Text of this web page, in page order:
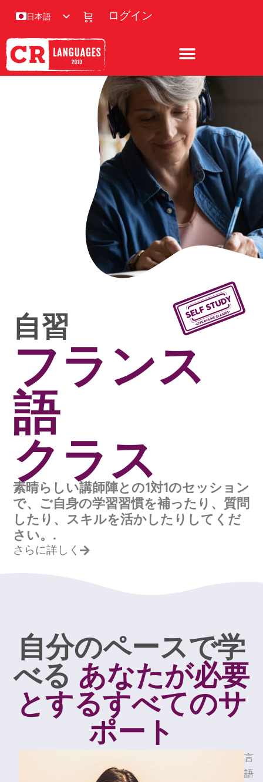
ログイン
日本語
自習
フランス
語
クラス
素晴らしい講師陣との1対1のセッション
で、ご自身の学習習慣を補ったり、質問
したり、スキルを活かしたりしてくだ
さい。.
さらに詳しく
自分のペースで学
べる あなたが必要
とするすべてのサ
ポート
言
語